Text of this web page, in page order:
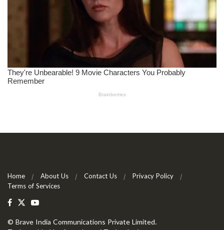
Home About Us Contact Us
Privacy Policy
Terms of Services
© Brave India Communications Private Limited.